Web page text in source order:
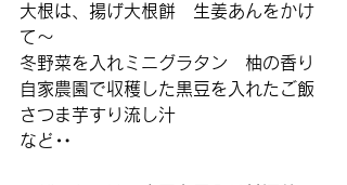
大根は、揚げ大根餅　生姜あんをかけ
て〜
冬野菜を入れミニグラタン　柚の香り
自家農園で収穫した黒豆を入れたご飯
さつま芋すり流し汁
など‥